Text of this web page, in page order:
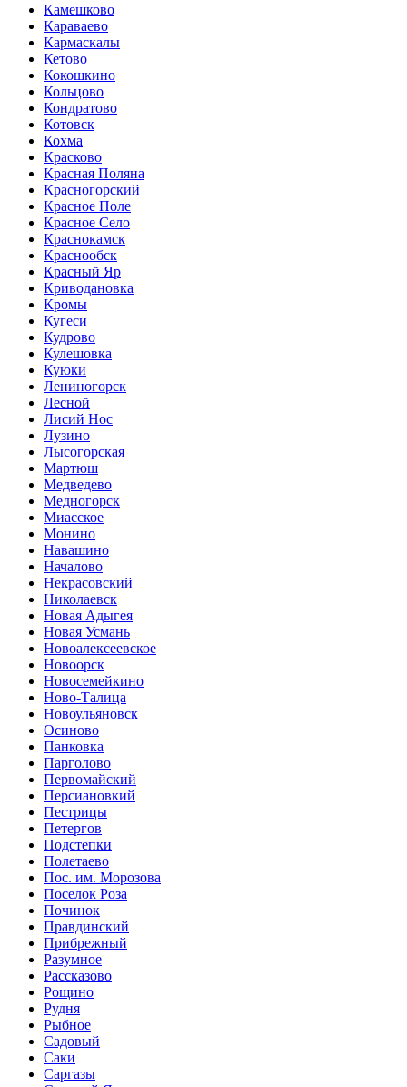
Камешково
Караваево
Кармаскалы
Кетово
Кокошкино
Кольцово
Кондратово
Котовск
Кохма
Красково
Красная Поляна
Красногорский
Красное Поле
Красное Село
Краснокамск
Краснообск
Красный Яр
Криводановка
Кромы
Кугеси
Кудрово
Кулешовка
Куюки
Лениногорск
Лесной
Лисий Нос
Лузино
Лысогорская
Мартюш
Медведево
Медногорск
Миасское
Монино
Навашино
Началово
Некрасовский
Николаевск
Новая Адыгея
Новая Усмань
Новоалексеевское
Новоорск
Новосемейкино
Ново-Талица
Новоульяновск
Осиново
Панковка
Парголово
Первомайский
Персиановкий
Пестрицы
Петергов
Подстепки
Полетаево
Пос. им. Морозова
Поселок Роза
Починок
Правдинский
Прибрежный
Разумное
Рассказово
Рощино
Рудня
Рыбное
Садовый
Саки
Саргазы